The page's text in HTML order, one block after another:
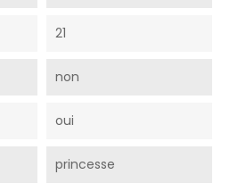
21
non
oui
princesse